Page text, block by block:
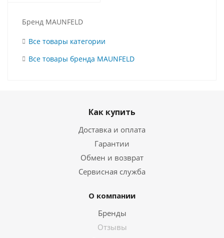
Бренд MAUNFELD
Все товары категории
Все товары бренда MAUNFELD
Как купить
Доставка и оплата
Гарантии
Обмен и возврат
Сервисная служба
О компании
Бренды
Отзывы